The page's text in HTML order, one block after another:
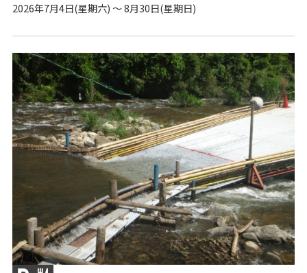
2026年7月4日(星期六) ～ 8月30日(星期日)